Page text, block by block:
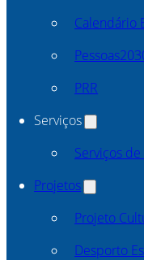
Calendário
PRR
Serviços
Serviços
Projetos
Projeto
Desporto